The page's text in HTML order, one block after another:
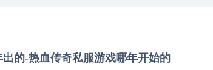
的-热血传奇私服游戏哪年开始的